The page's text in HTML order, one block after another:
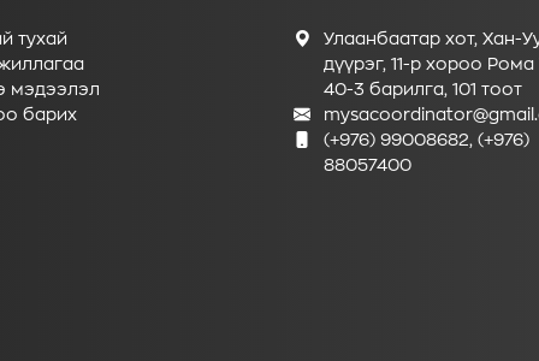
тухай
мэдээлэл
барих
Улаанбаатар хот, Хан-
дүүрэг, 11-р хороо Рома
40-3 барилга, 101 тоот
(+976) 99008682, (+976)
88057400